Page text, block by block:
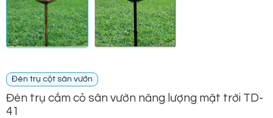
Đèn trụ cột sân vườn
Đèn trụ cắm cỏ sân vườn năng lượng mặt trời TD-
41